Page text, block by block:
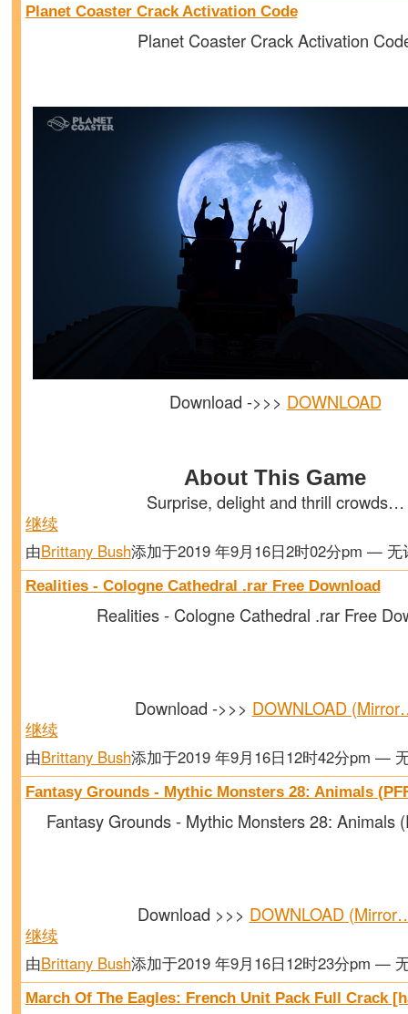
Planet Coaster Crack Activation Code
Planet Coaster Crack Activation
Download ->>> DOWNLOAD
About This Game
Surprise, delight and thrill crowds…
继续
由Brittany Bush添加于2019 年9月16日2时02分pm — 无
Realities - Cologne Cathedral .rar Free Download
Realities - Cologne Cathedral .rar Free
Download ->>> DOWNLOAD
继续
由Brittany Bush添加于2019 年9月16日12时42分pm —
Fantasy Grounds - Mythic Monsters 28: Animals
Fantasy Grounds - Mythic Monsters 28: Animals
Download >>> DOWNLOAD
继续
由Brittany Bush添加于2019 年9月16日12时23分pm —
March Of The Eagles: French Unit Pack Full Crack